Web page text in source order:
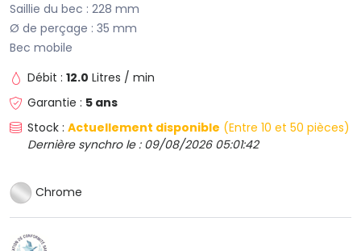
Saillie du bec : 228 mm
Ø de perçage : 35 mm
Bec mobile
Débit : 12.0 Litres / min
Garantie : 5 ans
Stock : Actuellement disponible (Entre 10 et 50 pièces)
Dernière synchro le : 09/08/2026 05:01:42
Chrome